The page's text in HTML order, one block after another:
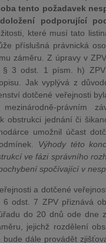
tento požadavek
podporující
které musí tato
příslušná právnická
záměru. Z úpravy v
3 odst. 1 písm. h)
Jak vyplývá z
dotčené veřejnosti
právním
obstrukci jednání či
umožnil účast
Výhody této
ve fázi správního
spočívající v
a dotčené
6 odst. 7 ZPV přiznává
do 20 dnů ode dne
jejichž rozdělení
bude dále provádět